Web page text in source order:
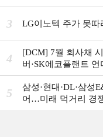
3 LG이노텍 주가 못
4
[DCM] 7월 회사채
버·SK에코플랜트
5
삼성·현대·DL·삼성
어…미래 먹거리 경